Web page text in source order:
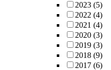
2023 (5)
2022 (4)
2021 (4)
2020 (3)
2019 (3)
2018 (9)
2017 (6)